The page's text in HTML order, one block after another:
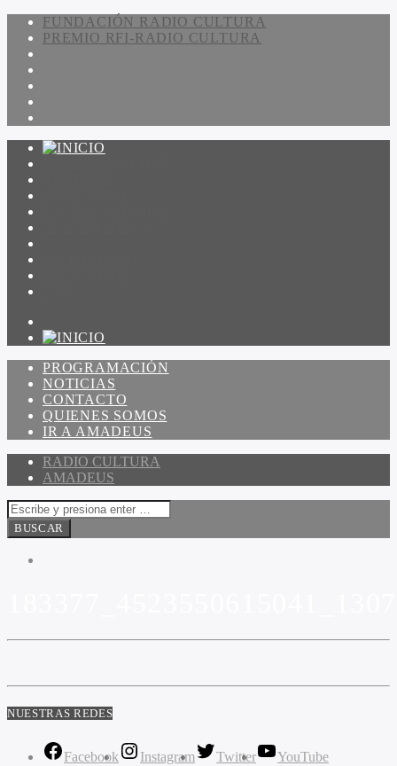
FUNDACIÓN RADIO CULTURA
PREMIO RFI-RADIO CULTURA
PROGRAMACIÓN
NOTICIAS
CONTACTO
QUIENES SOMOS
IR A AMADEUS
RADIO CULTURA
AMADEUS
NUESTRAS REDES
Facebook Instagram Twitter
YouTube